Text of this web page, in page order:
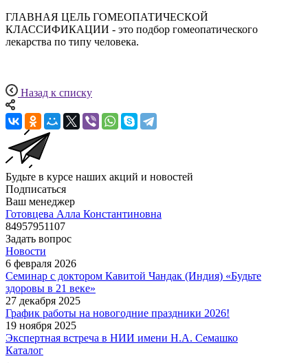
ГЛАВНАЯ ЦЕЛЬ ГОМЕОПАТИЧЕСКОЙ
КЛАССИФИКАЦИИ - это подбор гомеопатического
лекарства по типу человека.
Назад к списку
Будьте в курсе наших акций и новостей
Подписаться
Ваш менеджер
Готовцева Алла Константиновна
84957951107
Задать вопрос
Новости
6 февраля 2026
Семинар с доктором Кавитой Чандак (Индия) «Будьте
здоровы в 21 веке»
27 декабря 2025
График работы на новогодние праздники 2026!
19 ноября 2025
Экспертная встреча в НИИ имени Н.А. Семашко
Каталог